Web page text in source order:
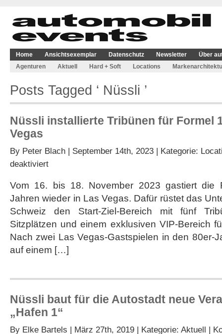
Home Ansichtsexemplar Datenschutz Newsletter
Über
Agenturen
Aktuell Hard + Soft Locations
Posts Tagged ‘ Nüssli ’
Nüssli installierte Tribünen für Formel
Vegas
By Peter Blach | September 14th, 2023 | Kategorie:
deaktiviertfür
Tribünen
für
Rennen
Las
Vegas
Vom 16. bis 18. November 2023 gastiert die
Jahren wieder in Las Vegas. Dafür rüstet das
Schweiz den Start-Ziel-Bereich mit fünf
Sitzplätzen und einem exklusiven VIP-Bereich
Nach zwei Las Vegas-Gastspielen in den 80er-
auf einem […]
Nüssli baut für die Autostadt neue
„Hafen 1“
By Elke Bartels | März 27th, 2019 | Kategorie: Aktuell |